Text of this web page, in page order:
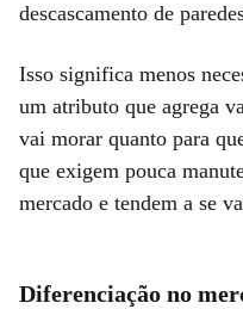
descascamento de
Isso significa menos
um atributo que agrega
vai morar quanto para
que exigem pouca
mercado e tendem a se
Diferenciação no